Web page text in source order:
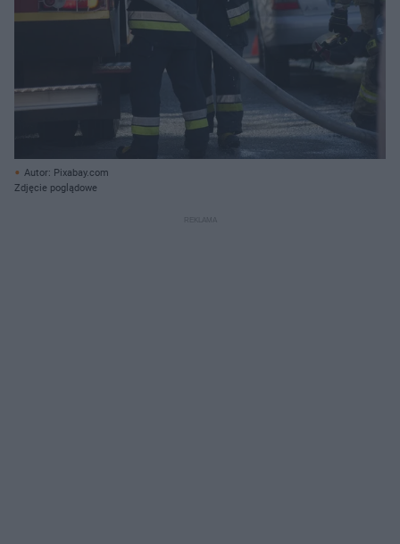
Autor: Pixabay.com
Zdjęcie poglądowe